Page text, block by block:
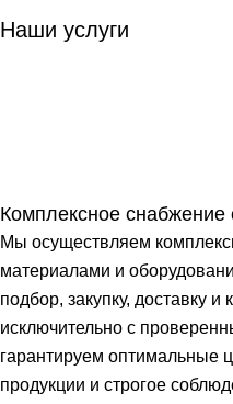
Наши услуги
Комплексное снабжение
Мы осуществляем
материалами и
подбор, закупку, доставку и
исключительно с
гарантируем оптимальные
продукции и строгое